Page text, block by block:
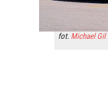
fot. Michael Gil